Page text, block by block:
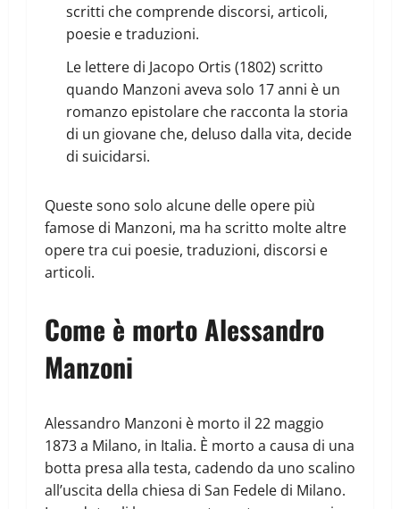
scritti che comprende discorsi, articoli,
poesie e traduzioni.
Le lettere di Jacopo Ortis (1802) scritto
quando Manzoni aveva solo 17 anni è un
romanzo epistolare che racconta la storia
di un giovane che, deluso dalla vita, decide
di suicidarsi.
Queste sono solo alcune delle opere più
famose di Manzoni, ma ha scritto molte altre
opere tra cui poesie, traduzioni, discorsi e
articoli.
Come è morto Alessandro
Manzoni
Alessandro Manzoni è morto il 22 maggio
1873 a Milano, in Italia. È morto a causa di una
botta presa alla testa, cadendo da uno scalino
all’uscita della chiesa di San Fedele di Milano.